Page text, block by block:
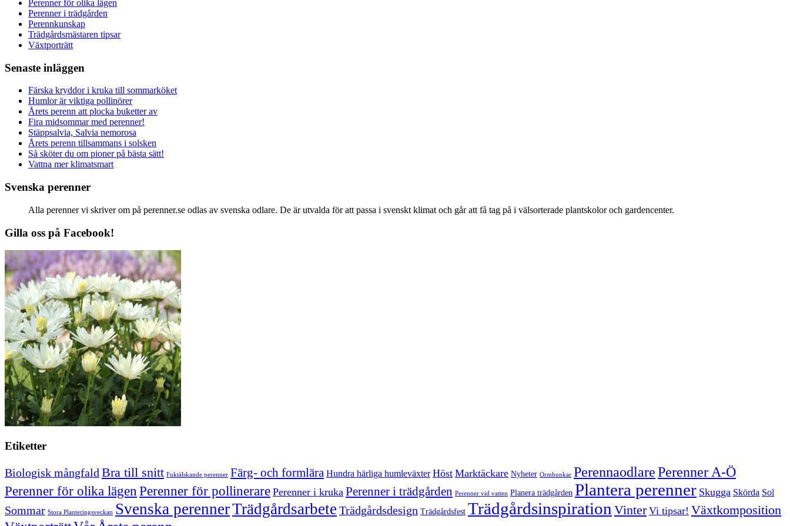
Perenner för olika lägen
Perenner i trädgården
Perennkunskap
Trädgårdsmästaren tipsar
Växtporträtt
Senaste inläggen
Färska kryddor i kruka till sommarköket
Humlor är viktiga pollinörer
Årets perenn att plocka buketter av
Fira midsommar med perenner!
Stäppsalvia, Salvia nemorosa
Årets perenn tillsammans i solsken
Så sköter du om pioner på bästa sätt!
Vattna mer klimatsmart
Svenska perenner
Alla perenner vi skriver om på perenner.se odlas av svenska odlare. De är utvalda för att passa i svenskt klimat och går att få tag på i välsorterade plantskolor och gardencenter.
Gilla oss på Facebook!
Etiketter
Biologisk mångfald Bra till snitt Fuktälskande perenner Färg- och formlära Hundra härliga humleväxter Höst Marktäckare Nyheter Ormbunkar PerennaodlarePerenner A-Ö
Perenner för olika lägen Perenner för pollinerare Perenner i kruka Perenner i trädgården Perenner vid vatten Planera trädgården Plantera perenner Skugga Skörda Sol
Sommar Stora Planteringsveckan Svenska perennerTrädgårdsarbete Trädgårdsdesign Trädgårdsfest Trädgårdsinspiration Vinter Vi tipsar! Växtkomposition